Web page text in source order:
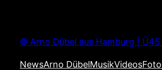
springen
© Arno Dübel aus Hamburg |
NewsArno DübelMusikVideos